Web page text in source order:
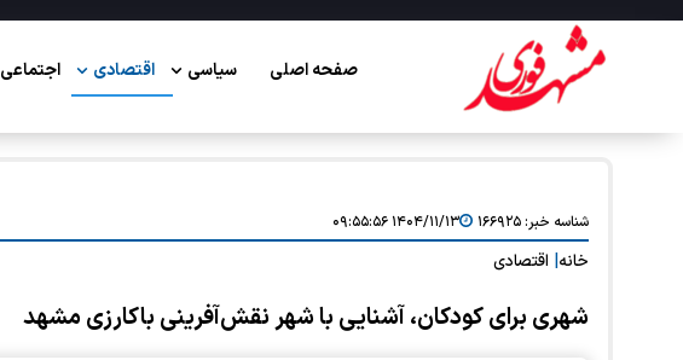
صفحه اصلی سیاسی اقتصادی اجتماعی
شناسه خبر:۱۶۶۹۲۵ ۱۴۰۴/۱۱/۱۳ ۰۹:۵۵:۵۶
خانه اقتصادی
شهری برای کودکان، آشنایی با شهر نقش‌آفرینی باکارزی مشهد